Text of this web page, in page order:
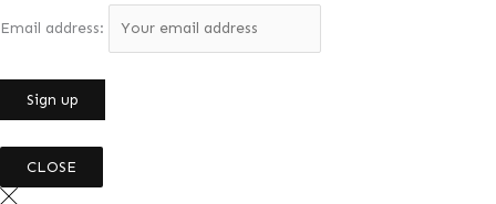
Email address:
CLOSE